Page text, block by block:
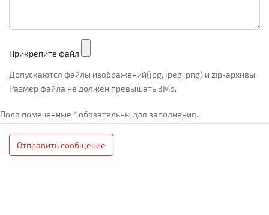
Прикрепите файл
Допускаются файлы изображений(jpg, jpeg, png) и zip-архивы.
Размер файла не должен превышать 3Mb.
Поля помеченные * обязательны для заполнения.
Отправить сообщение